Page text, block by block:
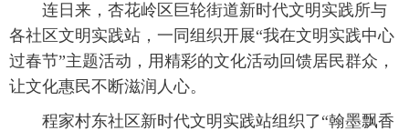
旅游 理财 政务 教育
看天下 晋月读 最太原 网罗民生
连日来，杏花岭区巨轮街道新时代文明实践所与
各社区文明实践站，一同组织开展“我在文明实践中心
过春节”主题活动，用精彩的文化活动回馈居民群众，
让文化惠民不断滋润人心。
程家村东社区新时代文明实践站组织了“翰墨飘香